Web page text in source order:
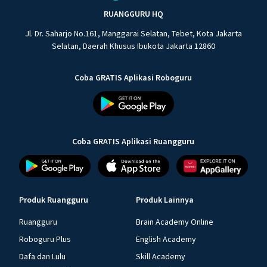
RUANGGURU HQ
Jl. Dr. Saharjo No.161, Manggarai Selatan, Tebet, Kota Jakarta
Selatan, Daerah Khusus Ibukota Jakarta 12860
Coba GRATIS Aplikasi Roboguru
Coba GRATIS Aplikasi Ruangguru
Produk Ruangguru
Ruangguru
Roboguru Plus
Dafa dan Lulu
Produk Lainnya
Brain Academy Online
English Academy
Skill Academy